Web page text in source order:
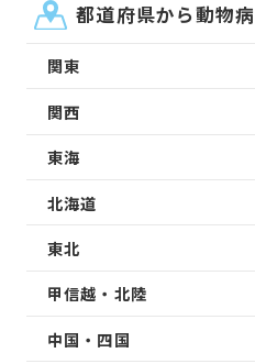
都道府県から動物
関東
関西
東海
北海道
東北
甲信越・北陸
中国・四国